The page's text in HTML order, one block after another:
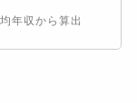
年収から算出